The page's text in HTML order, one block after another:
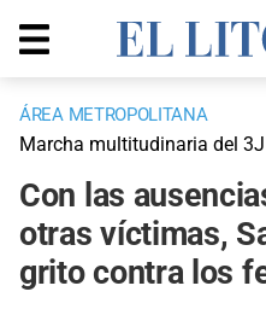
ÁREA METROPOLITANA
Marcha multitudinaria del 3J
Con las
otras víctimas,
grito contra los